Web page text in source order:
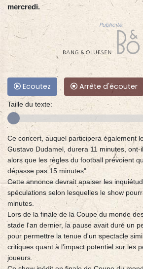
mercredi.
Publicité
Ecoutez Arrête d'écouter
Taille du texte:
Ce concert, auquel participera également
Gustavo Dudamel, durera 11 minutes, ont-
alors que les règles du football prévoient
dépasse pas 15 minutes".
Cette annonce devrait apaiser les
spéculations selon lesquelles le show
minutes.
Lors de la finale de la Coupe du monde
stade l'an dernier, la pause avait duré un
pour permettre la tenue d'un spectacle
critiques quant à l'impact potentiel sur les
joueurs.